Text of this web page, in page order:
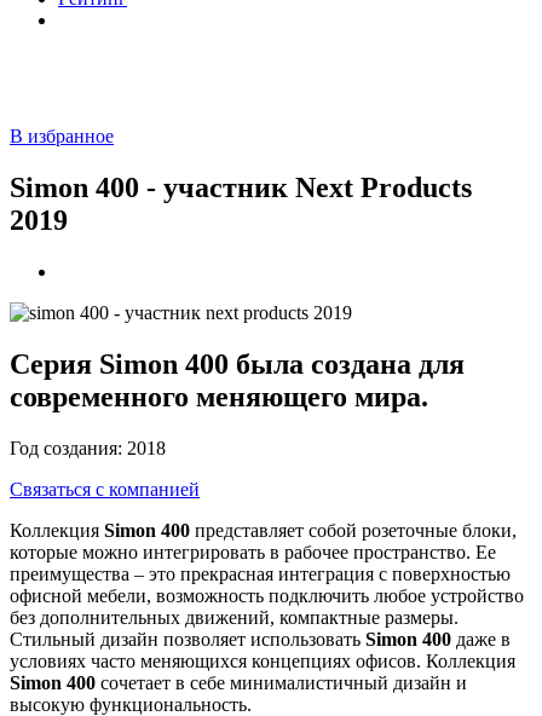
В избранное
Simon 400 - участник Next Products
2019
Серия Simon 400 была создана для
современного меняющего мира.
Год создания: 2018
Связаться с компанией
Коллекция Simon 400 представляет собой розеточные блоки,
которые можно интегрировать в рабочее пространство. Ее
преимущества – это прекрасная интеграция с поверхностью
офисной мебели, возможность подключить любое устройство
без дополнительных движений, компактные размеры.
Стильный дизайн позволяет использовать Simon 400 даже в
условиях часто меняющихся концепциях офисов. Коллекция
Simon 400 сочетает в себе минималистичный дизайн и
высокую функциональность.